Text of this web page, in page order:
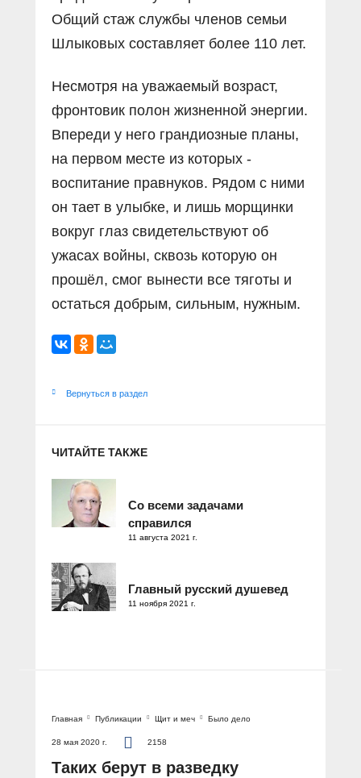
Общий стаж службы членов семьи
Шлыковых составляет более 110 лет.
Несмотря на уважаемый возраст,
фронтовик полон жизненной энергии.
Впереди у него грандиозные планы,
на первом месте из которых -
воспитание правнуков. Рядом с ними
он тает в улыбке, и лишь морщинки
вокруг глаз свидетельствуют об
ужасах войны, сквозь которую он
прошёл, смог вынести все тяготы и
остаться добрым, сильным, нужным.
Вернуться в раздел
ЧИТАЙТЕ ТАКЖЕ
Со всеми задачами
справился
11 августа 2021 г.
Главный русский душевед
11 ноября 2021 г.
Главная Публикации Щит и меч Было дело
28 мая 2020 г. 2158
Таких берут в разведку